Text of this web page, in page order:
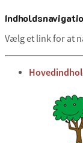
Vælg et link for at
gå til